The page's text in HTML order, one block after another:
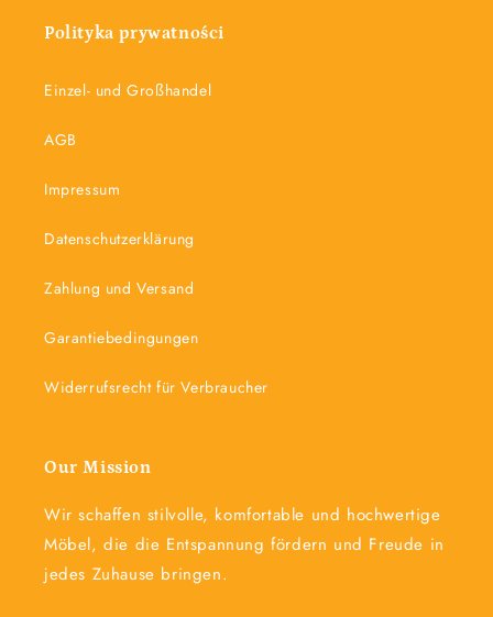
Polityka prywatności
Einzel- und Großhandel
AGB
Impressum
Datenschutzerklärung
Zahlung und Versand
Garantiebedingungen
Widerrufsrecht für Verbraucher
Our Mission
Wir schaffen stilvolle, komfortable und hochwertige
Möbel, die die Entspannung fördern und Freude in
jedes Zuhause bringen.